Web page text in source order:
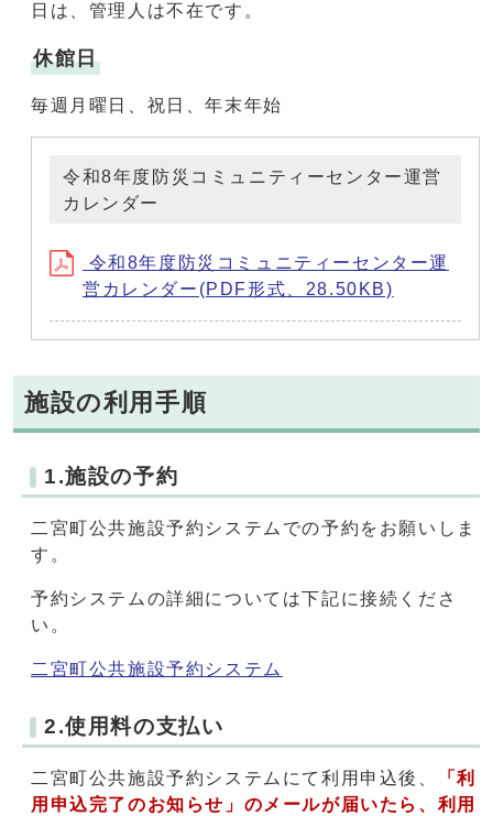
日は、管理人は不在です。
休館日
毎週月曜日、祝日、年末年始
令和8年度防災コミュニティーセンター運営
カレンダー
令和8年度防災コミュニティーセンター運
営カレンダー(PDF形式、28.50KB)
施設の利用手順
1.施設の予約
二宮町公共施設予約システムでの予約をお願いしま
す。
予約システムの詳細については下記に接続くださ
い。
二宮町公共施設予約システム
2.使用料の支払い
二宮町公共施設予約システムにて利用申込後、
「利
用申込完了のお知らせ」のメールが届いたら、利用